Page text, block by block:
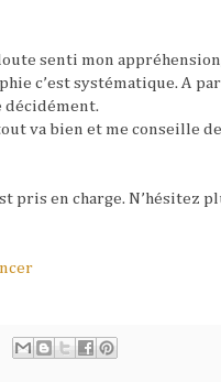
senti mon
c’est systématique. A
décidément.
va bien et me conseille
pris en charge. N’hésitez